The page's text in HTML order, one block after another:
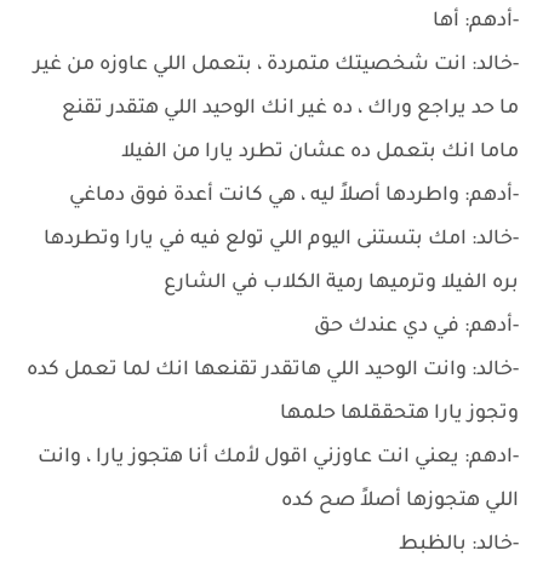
-أدهم: أها
-خالد: انت شخصيتك متمردة ، بتعمل اللي عاوزه من غير
ما حد يراجع وراك ، ده غير انك الوحيد اللي هتقدر تقنع
ماما انك بتعمل ده عشان تطرد يارا من الفيلا
-أدهم: واطردها أصلاً ليه ، هي كانت أعدة فوق دماغي
-خالد: امك بتستنى اليوم اللي تولع فيه في يارا وتطردها
بره الفيلا وترميها رمية الكلاب في الشارع
-أدهم: في دي عندك حق
-خالد: وانت الوحيد اللي هاتقدر تقنعها انك لما تعمل كده
وتجوز يارا هتحققلها حلمها
-ادهم: يعني انت عاوزني اقول لأمك أنا هتجوز يارا ، وانت
اللي هتجوزها أصلاً صح كده
-خالد: بالظبط